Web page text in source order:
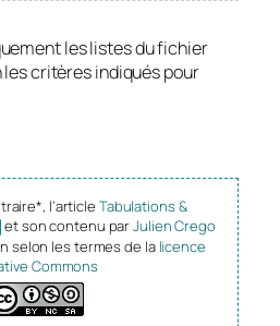
les listes du fichier
les critères indiqués pour
l’article Tabulations &
et son contenu parJulien Crego
selon les termes de la licence
Commons